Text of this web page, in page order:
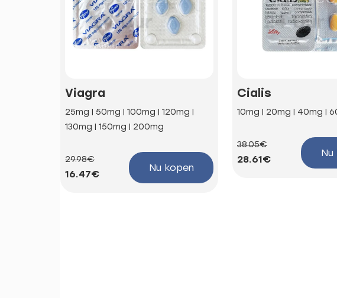
Viagra
25mg | 50mg | 100mg | 120mg |
130mg | 150mg | 200mg
29.98€
16.47€
Nu kopen
Cialis
10mg | 20mg | 40mg |
38.05€
28.61€
Nu